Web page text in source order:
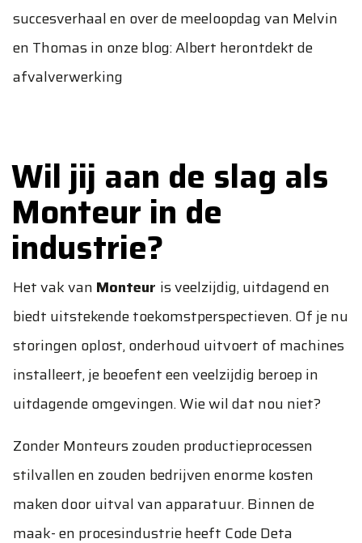
succesverhaal en over de meeloopdag van Melvin
en Thomas in onze blog:Albert herontdekt de
afvalverwerking
Wil jij aan de slag als
Monteur in de
industrie?
Het vak van Monteur is veelzijdig, uitdagend en
biedt uitstekende toekomstperspectieven. Of je nu
storingen oplost, onderhoud uitvoert of machines
installeert, je beoefent een veelzijdig beroep in
uitdagende omgevingen. Wie wil dat nou niet?
Zonder Monteurs zouden productieprocessen
stilvallen en zouden bedrijven enorme kosten
maken door uitval van apparatuur. Binnen de
maak- en procesindustrie heeft Code Deta